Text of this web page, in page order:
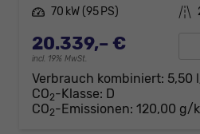
Leistung 70 kW (95 PS) Kilometerstand
20.339,– €
incl. 19% MwSt.
Verbrauch kombiniert: 5,50
CO2-Klasse: D
CO2-Emissionen: 120,00 g/